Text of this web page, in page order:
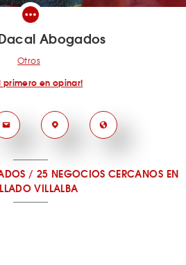
Abogados
Otros
primero en opinar!
/ 25 NEGOCIOS CERCANOS EN
VILLALBA